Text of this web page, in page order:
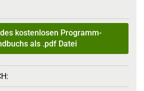
kostenlosen Programm-
als .pdf Datei